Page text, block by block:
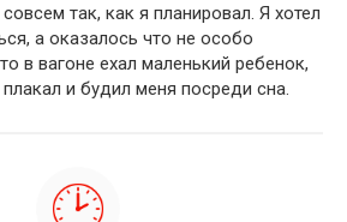
так, как я планировал. Я хотел
а оказалось что не особо
в вагоне ехал маленький ребенок,
и будил меня посреди сна.